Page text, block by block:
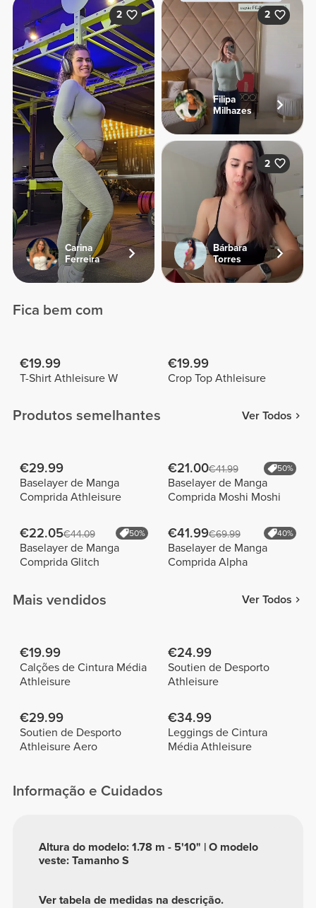
2
Carina
Ferreira
2
Filipa
Milhazes
2
Bárbara
Torres
Fica bem com
€19.99
T-Shirt Athleisure W
€19.99
Crop Top Athleisure
Produtos semelhantes Ver Todos
€29.99
Baselayer de Manga
Comprida Athleisure
€21.00€41.99 50%
Baselayer de Manga
Comprida Moshi Moshi
€22.05€44.09 50%
Baselayer de Manga
Comprida Glitch
€41.99€69.99 40%
Baselayer de Manga
Comprida Alpha
Mais vendidos Ver Todos
€19.99
Calções de Cintura Média
Athleisure
€24.99
Soutien de Desporto
Athleisure
€29.99
Soutien de Desporto
Athleisure Aero
€34.99
Leggings de Cintura
Média Athleisure
Informação e Cuidados
Ver tabela de medidas na descrição.
Altura do modelo: 1.78 m - 5'10" | O modelo
veste: Tamanho S